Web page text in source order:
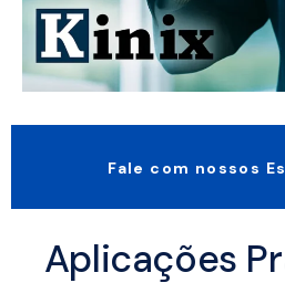
Fale com nossos
Aplicações